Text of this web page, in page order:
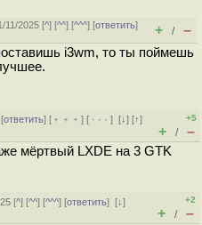
11/2025 [^] [^^] [^^^] [ответить]
+ / –
i3wm, то ты поймешь
ответить] [ ﹢﹢﹢] [ · · ·][↓] [↑]
+5
+ / –
мёртвый LXDE на 3 GTK
[^] [^^] [^^^] [ответить][↓]
+2
+ / –